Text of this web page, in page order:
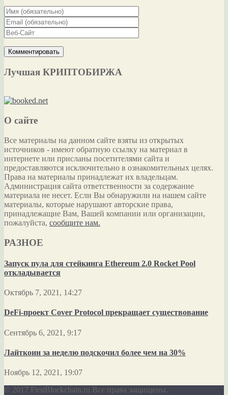
Лучшая КРИПТОБИРЖА
О сайте
Все материалы на данном сайте взяты из открытых
источников - имеют обратную ссылку на материал в
интернете или присланы посетителями сайта и
предоставляются исключительно в ознакомительных целях.
Права на материалы принадлежат их владельцам.
Администрация сайта ответственности за содержание
материала не несет. Если Вы обнаружили на нашем сайте
материалы, которые нарушают авторские права,
принадлежащие Вам, Вашей компании или организации,
пожалуйста, сообщите нам.
РАЗНОЕ
Запуск пула для стейкинга Ethereum 2.0 Rocket Pool
откладывается
Октябрь 7, 2021, 14:27
DeFi-проект Cover Protocol прекращает существование
Сентябрь 6, 2021, 9:17
Лайткоин за неделю подскочил более чем на 30%
Ноябрь 12, 2021, 19:07
© 2017 FirstBlockchain.ru Все права защищены.